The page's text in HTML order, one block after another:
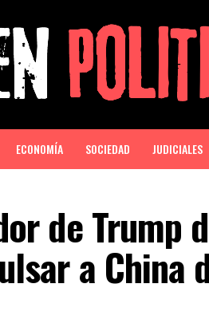
ECONOMÍA SOCIEDAD JUDICIALES
de Trump
a China